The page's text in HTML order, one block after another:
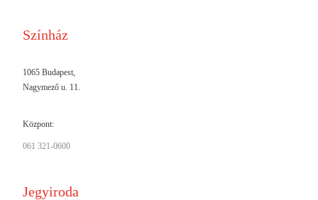
Színház
1065 Budapest,
Nagymező u. 11.
Központ:
061 321-0600
Jegyiroda